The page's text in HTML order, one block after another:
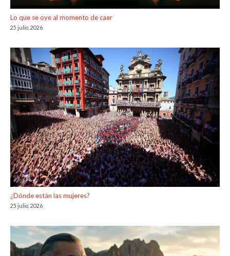
Lo que se oye al momento de caer
25 julio, 2026
¿Dónde están las mujeres?
25 julio, 2026